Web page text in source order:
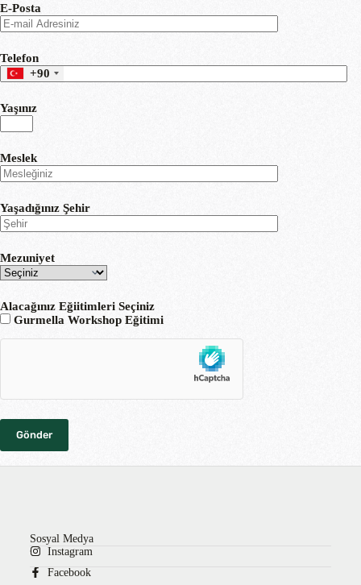
E-Posta
Telefon
+90
Yaşınız
Meslek
Yaşadığınız Şehir
Mezuniyet
Alacağınız Eğiitimleri Seçiniz
Gurmella Workshop Eğitimi
Sosyal Medya
Instagram
Facebook